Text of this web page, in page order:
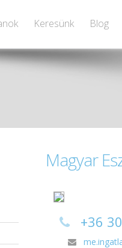
Keresünk Blog
Magyar
+36